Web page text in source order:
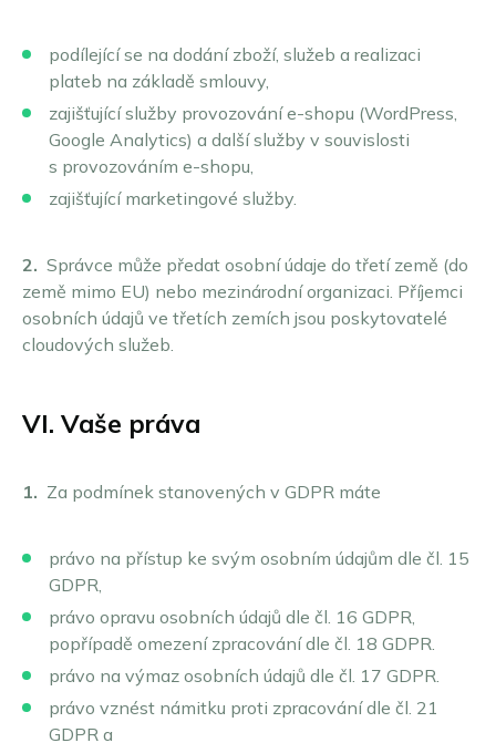
podílející se na dodání zboží, služeb a realizaci
plateb na základě smlouvy,
zajišťující služby provozování e-shopu (WordPress,
Google Analytics) a další služby v souvislosti
s provozováním e-shopu,
zajišťující marketingové služby.
2. Správce může předat osobní údaje do třetí země (do
země mimo EU) nebo mezinárodní organizaci. Příjemci
osobních údajů ve třetích zemích jsou poskytovatelé
cloudových služeb.
VI. Vaše práva
1. Za podmínek stanovených v GDPR máte
právo na přístup ke svým osobním údajům dle čl. 15
GDPR,
právo opravu osobních údajů dle čl. 16 GDPR,
popřípadě omezení zpracování dle čl. 18 GDPR.
právo na výmaz osobních údajů dle čl. 17 GDPR.
právo vznést námitku proti zpracování dle čl. 21
GDPR a